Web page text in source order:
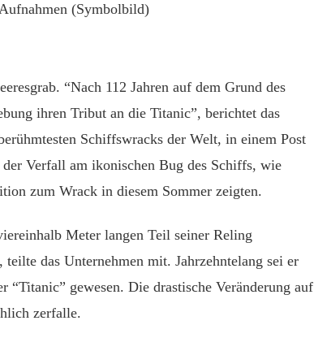
(Symbolbild)
“Nach 112 Jahren auf dem Grund des
ihren Tribut an die Titanic”, berichtet das
Schiffswracks der Welt, in einem Post
Verfall am ikonischen Bug des Schiffs, wie
zum Wrack in diesem Sommer zeigten.
Meter langen Teil seiner Reling
das Unternehmen mit. Jahrzehntelang sei er
gewesen. Die drastische Veränderung auf
zerfalle.